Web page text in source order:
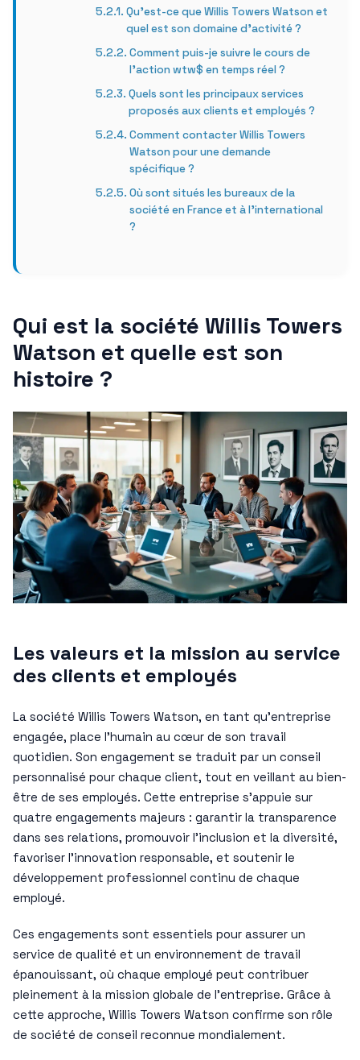
Qu’est-ce que Willis Towers Watson et
quel est son domaine d’activité ?
Comment puis-je suivre le cours de
l’action wtw$ en temps réel ?
Quels sont les principaux services
proposés aux clients et employés ?
Comment contacter Willis Towers
Watson pour une demande
spécifique ?
Où sont situés les bureaux de la
société en France et à l’international
?
Qui est la société Willis Towers
Watson et quelle est son
histoire ?
Les valeurs et la mission au service
des clients et employés
La société Willis Towers Watson, en tant qu’entreprise
engagée, place l’humain au cœur de son travail
quotidien. Son engagement se traduit par un conseil
personnalisé pour chaque client, tout en veillant au bien-
être de ses employés. Cette entreprise s’appuie sur
quatre engagements majeurs : garantir la transparence
dans ses relations, promouvoir l’inclusion et la diversité,
favoriser l’innovation responsable, et soutenir le
développement professionnel continu de chaque
employé.
Ces engagements sont essentiels pour assurer un
service de qualité et un environnement de travail
épanouissant, où chaque employé peut contribuer
pleinement à la mission globale de l’entreprise. Grâce à
cette approche, Willis Towers Watson confirme son rôle
de société de conseil reconnue mondialement.